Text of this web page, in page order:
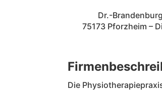
Dr.-
75173 Pforzheim –
Die